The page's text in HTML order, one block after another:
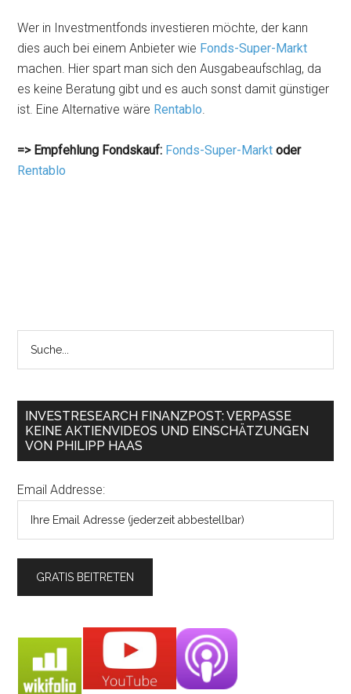
Wer in Investmentfonds investieren möchte, der kann
dies auch bei einem Anbieter wie Fonds-Super-Markt
machen. Hier spart man sich den Ausgabeaufschlag, da
es keine Beratung gibt und es auch sonst damit günstiger
ist. Eine Alternative wäre Rentablo.
=> Empfehlung Fondskauf: Fonds-Super-Markt oder
Rentablo
INVESTRESEARCH FINANZPOST: VERPASSE
KEINE AKTIENVIDEOS UND EINSCHÄTZUNGEN
VON PHILIPP HAAS
Email Addresse: